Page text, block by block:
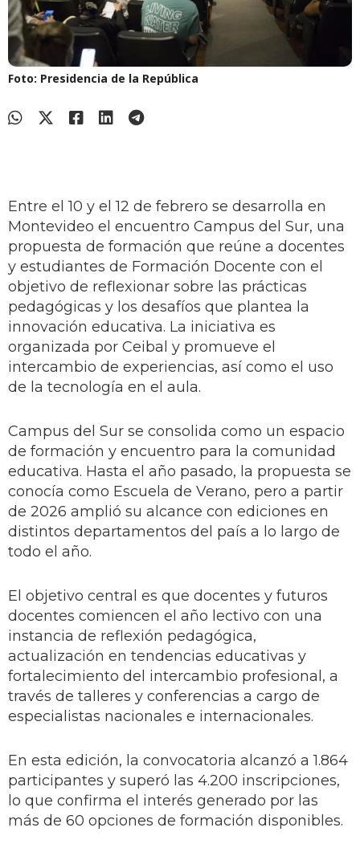
Foto: Presidencia de la República
Entre el 10 y el 12 de febrero se desarrolla en
Montevideo el encuentro Campus del Sur, una
propuesta de formación que reúne a docentes
y estudiantes de Formación Docente con el
objetivo de reflexionar sobre las prácticas
pedagógicas y los desafíos que plantea la
innovación educativa. La iniciativa es
organizada por Ceibal y promueve el
intercambio de experiencias, así como el uso
de la tecnología en el aula.
Campus del Sur se consolida como un espacio
de formación y encuentro para la comunidad
educativa. Hasta el año pasado, la propuesta se
conocía como Escuela de Verano, pero a partir
de 2026 amplió su alcance con ediciones en
distintos departamentos del país a lo largo de
todo el año.
El objetivo central es que docentes y futuros
docentes comiencen el año lectivo con una
instancia de reflexión pedagógica,
actualización en tendencias educativas y
fortalecimiento del intercambio profesional, a
través de talleres y conferencias a cargo de
especialistas nacionales e internacionales.
En esta edición, la convocatoria alcanzó a 1.864
participantes y superó las 4.200 inscripciones,
lo que confirma el interés generado por las
más de 60 opciones de formación disponibles.